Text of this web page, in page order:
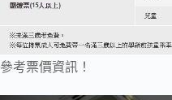
參考票價資訊！